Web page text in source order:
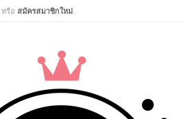
หรือ สมัครสมาชิกใหม่